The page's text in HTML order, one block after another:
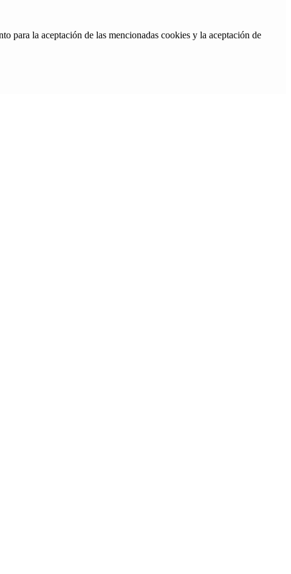
para la aceptación de las mencionadas cookies y la aceptación de